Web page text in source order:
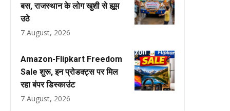
बस, राजस्थान के लोग खुशी से झूम
उठे
7 August, 2026
Amazon-Flipkart Freedom
Sale शुरू, इन प्रोडक्ट्स पर मिल
रहा बंपर डिस्काउंट
7 August, 2026